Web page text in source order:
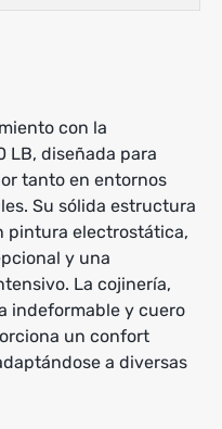
con la
LB, diseñada para
tanto en entornos
Su sólida estructura
pintura electrostática,
y una
La cojinería,
indeformable y cuero
un confort
a diversas